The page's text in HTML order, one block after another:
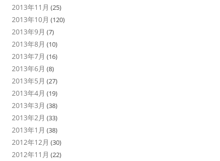
2013年11月 (25)
2013年10月 (120)
2013年9月 (7)
2013年8月 (10)
2013年7月 (16)
2013年6月 (8)
2013年5月 (27)
2013年4月 (19)
2013年3月 (38)
2013年2月 (33)
2013年1月 (38)
2012年12月 (30)
2012年11月 (22)